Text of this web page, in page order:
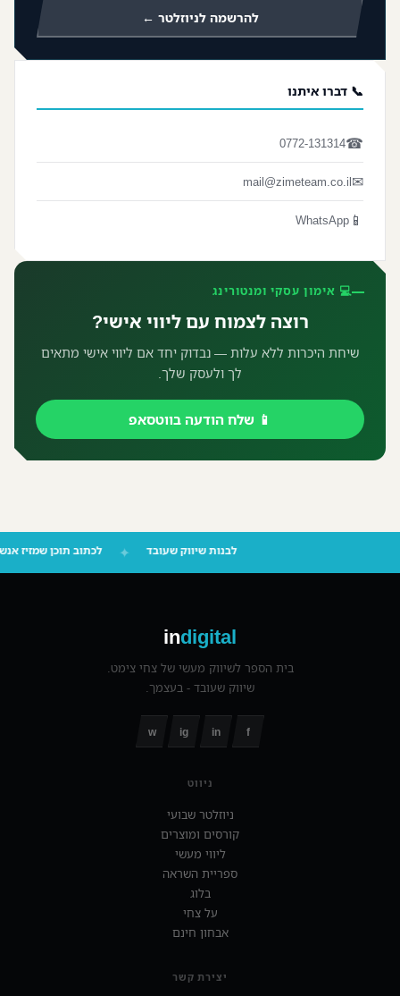
להרשמה לניוזלטר ←
📞 דברו איתנו
☎
0772-131314
✉
mail@zimeteam.co.il
📱
WhatsApp
💻 אימון עסקי ומנטורינג
רוצה לצמוח עם ליווי אישי?
שיחת היכרות ללא עלות — נבדוק יחד אם ליווי אישי מתאים
לך ולעסק שלך.
📱 שלח הודעה בווטסאפ
לבנות שיווק שעובד ✦ לכתוב תוכן
indigital
בית הספר לשיווק מעשי של צחי צימט.
שיווק שעובד - בעצמך.
f
in
ig
w
ניווט
ניוזלטר שבועי
קורסים ומוצרים
ליווי מעשי
ספריית השראה
בלוג
על צחי
אבחון חינם
יצירת קשר